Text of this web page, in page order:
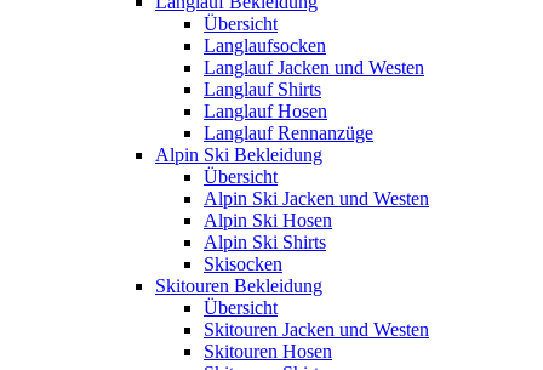
Übersicht
Langlaufsocken
Langlauf Jacken und Westen
Langlauf Shirts
Langlauf Hosen
Langlauf Rennanzüge
Alpin Ski Bekleidung
Übersicht
Alpin Ski Jacken und Westen
Alpin Ski Hosen
Alpin Ski Shirts
Skisocken
Skitouren Bekleidung
Übersicht
Skitouren Jacken und Westen
Skitouren Hosen